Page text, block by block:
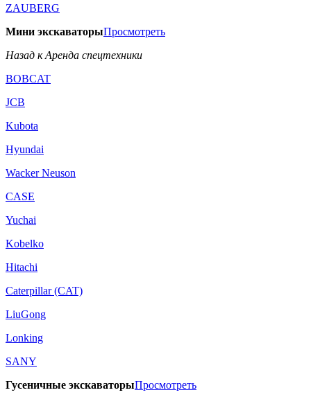
ZAUBERG
Мини экскаваторыПросмотреть
Назад к Аренда спецтехники
BOBCAT
JCB
Kubota
Hyundai
Wacker Neuson
CASE
Yuchai
Kobelko
Hitachi
Caterpillar (CAT)
LiuGong
Lonking
SANY
Гусеничные экскаваторыПросмотреть